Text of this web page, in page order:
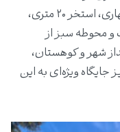
حضرت‌حسینی، ساخت گروه ساختمانی بهاری، استخر ۲۰ متری،
و محوطه سبز از
شهر و کوهستان،
ویژه‌ای به این